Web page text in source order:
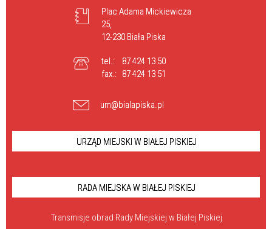
Plac Adama Mickiewicza
25,
12-230 Biała Piska
tel.:
87 424 13 50
fax.: 87 424 13 51
um@bialapiska.pl
URZĄD MIEJSKI W BIAŁEJ PISKIEJ
RADA MIEJSKA W BIAŁEJ PISKIEJ
Transmisje obrad Rady Miejskiej w Białej Piskiej